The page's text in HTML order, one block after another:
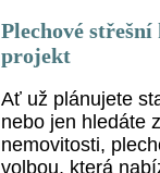
Plechové
projekt
Ať už plánujete
nebo jen hledáte
nemovitosti,
volbou, která